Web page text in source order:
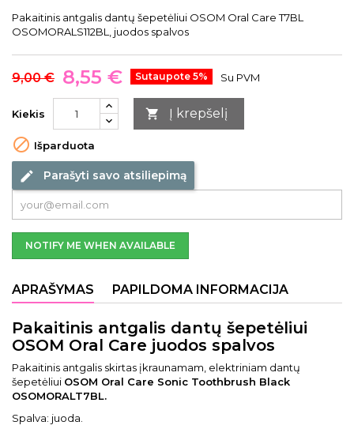
Pakaitinis antgalis dantų šepetėliui OSOM Oral Care T7BL
OSOMORALS112BL, juodos spalvos
9,00 € 8,55 € Sutaupote 5% Su PVM
Kiekis  Į krepšelį
 Išparduota
edit Parašyti savo atsiliepimą
NOTIFY ME WHEN AVAILABLE
APRAŠYMAS PAPILDOMA INFORMACIJA
Pakaitinis antgalis dantų šepetėliui
OSOM Oral Care juodos spalvos
Pakaitinis antgalis skirtas įkraunamam, elektriniam dantų
šepetėliui OSOM Oral Care Sonic Toothbrush Black
OSOMORALT7BL.
Spalva: juoda.